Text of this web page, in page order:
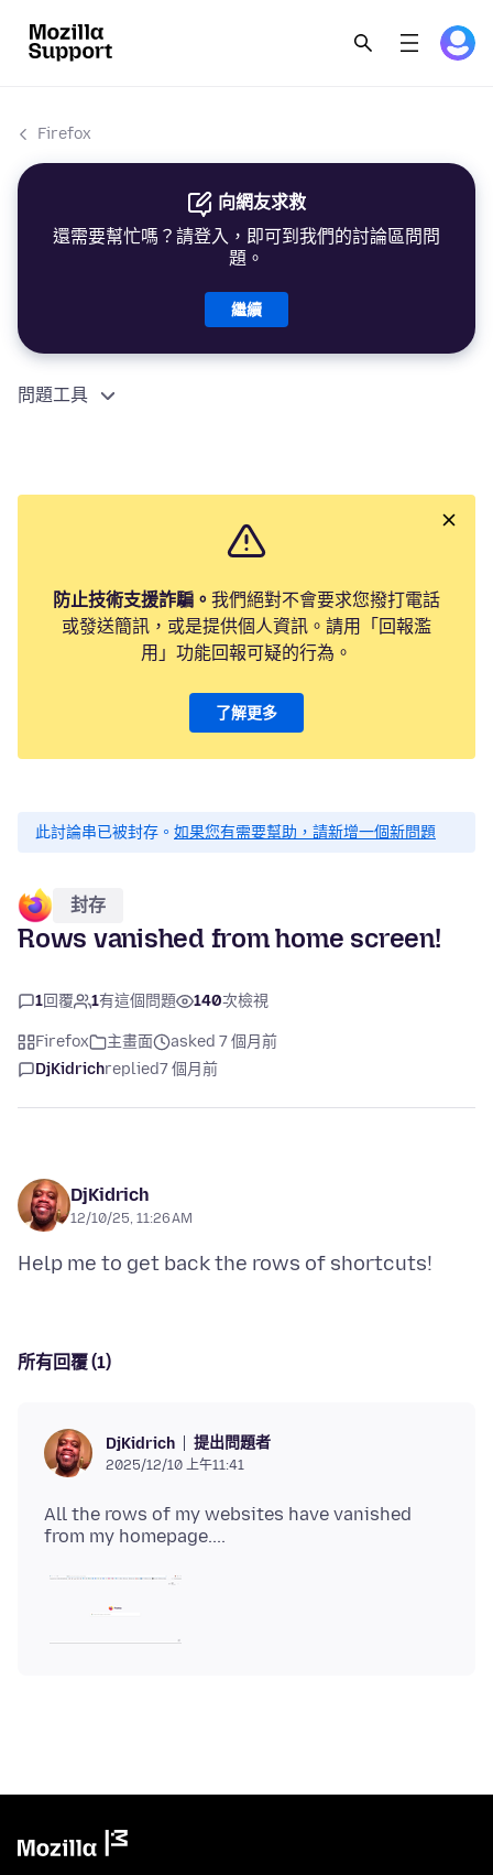
Firefox
向網友求救
還需要幫忙嗎？請登入，即可到我們的討論區問問
題。
繼續
問題工具
防止技術支援詐騙。 我們絕對不會要求您撥打電話
或發送簡訊，或是提供個人資訊。請用「回報濫
用」功能回報可疑的行為。
了解更多
此討論串已被封存。 如果您有需要幫助，請新增一個新問題
封存
Rows vanished from home screen!
1回覆 1有這個問題 140次檢視
Firefox 主畫面
asked 7 個月前
DjKidrichreplied7 個月前
DjKidrich
12/10/25, 11:26 AM
所有回覆 (1)
DjKidrich 提出問題者
2025/12/10 上午11:41
All the rows of my websites have vanished